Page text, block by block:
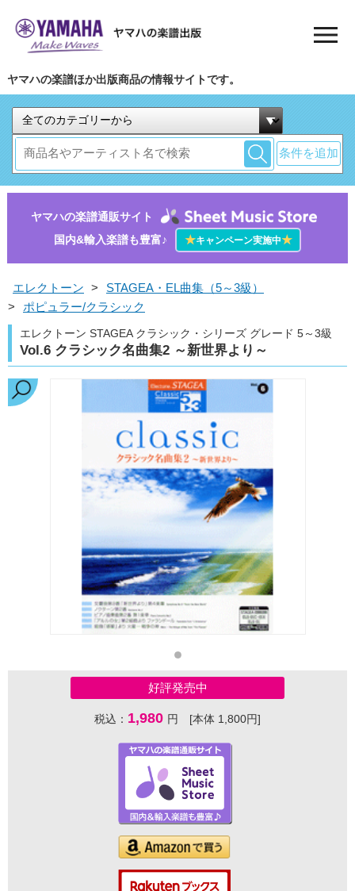
ヤマハの楽譜ほか出版商品の情報サイトです。
条件を追加
ヤマハの楽譜通販サイト
国内&輸入楽譜も豊富♪
★キャンペーン実施中★
エレクトーン >
STAGEA・EL曲集（5～3級）
>
ポピュラー/クラシック
エレクトーン STAGEA クラシック・シリーズ グレード 5～3級
Vol.6 クラシック名曲集2 ～新世界より～
好評発売中
税込： 1,980 円 [本体 1,800円]